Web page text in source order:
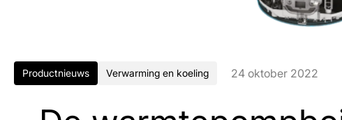
Productnieuws Verwarming en koeling 24 oktober 2022